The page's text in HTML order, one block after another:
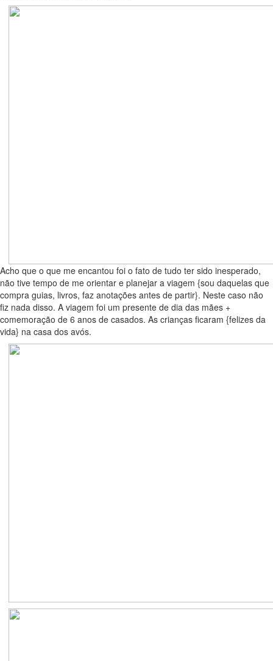
Acho que o que me encantou foi o fato de tudo ter sido inesperado,
não tive tempo de me orientar e planejar a viagem {sou daquelas que
compra guias, livros, faz anotações antes de partir}. Neste caso não
fiz nada disso. A viagem foi um presente de dia das mães +
comemoração de 6 anos de casados. As crianças ficaram {felizes da
vida} na casa dos avós.